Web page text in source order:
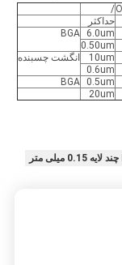
/
حداکثر
6.0um
BGA
0.50um
10um
انگشت چسبنده
0.6um
0.5um
BGA
20um